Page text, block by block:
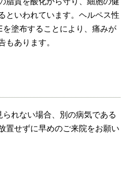
といわれています。ヘルペス性
塗布することにより、痛みが
もあります。
れない場合、別の病気である
置せずに早めのご来院をお願い